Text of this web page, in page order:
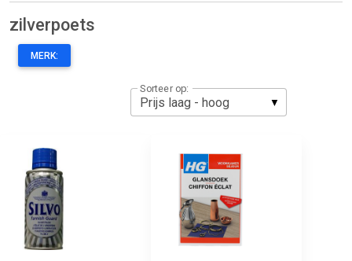
zilverpoets
MERK:
Sorteer op: